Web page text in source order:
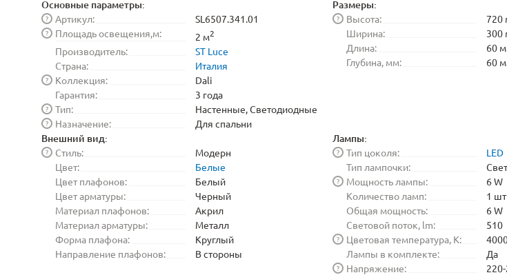
Основные параметры:
Артикул:
?
SL6507.341.01
Площадь освещения,м:
? 2 м2
Производитель:
ST Luce
Страна:
Италия
Коллекция:
?
Dali
Гарантия:
3 года
Тип:
?
Настенные, Светодиодные
Назначение:
? Для спальни
Размеры:
Высота:
?
720
Ширина:
300
Длина:
60
Глубина, мм:
60
Внешний вид:
Стиль:
?
Модерн
Цвет:
Белые
Цвет плафонов:
Белый
Цвет арматуры:
Черный
Материал плафонов:
Акрил
Материал арматуры:
Металл
Форма плафона:
Круглый
Направление плафонов:
В стороны
Лампы:
Тип цоколя:
?
LED
Тип лампочки:
Мощность лампы:
?
6 W
Количество ламп:
1 шт
Общая мощность:
6 W
Световой поток, lm:
510
Цветовая температура, K:
?
Лампы в комплекте:
Да
Напряжение:
?